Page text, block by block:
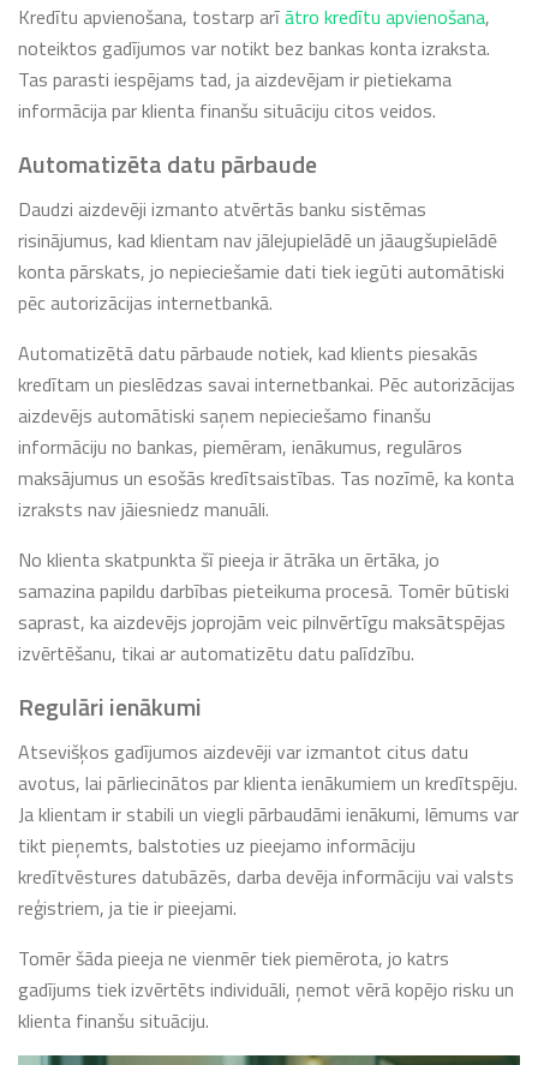
Kredītu apvienošana, tostarp arīātro kredītu apvienošana,
noteiktos gadījumos var notikt bez bankas konta izraksta.
Tas parasti iespējams tad, ja aizdevējam ir pietiekama
informācija par klienta finanšu situāciju citos veidos.
Automatizēta datu pārbaude
Daudzi aizdevēji izmanto atvērtās banku sistēmas
risinājumus, kad klientam nav jālejupielādē un jāaugšupielādē
konta pārskats, jo nepieciešamie dati tiek iegūti automātiski
pēc autorizācijas internetbankā.
Automatizētā datu pārbaude notiek, kad klients piesakās
kredītam un pieslēdzas savai internetbankai. Pēc autorizācijas
aizdevējs automātiski saņem nepieciešamo finanšu
informāciju no bankas, piemēram, ienākumus, regulāros
maksājumus un esošās kredītsaistības. Tas nozīmē, ka konta
izraksts nav jāiesniedz manuāli.
No klienta skatpunkta šī pieeja ir ātrāka un ērtāka, jo
samazina papildu darbības pieteikuma procesā. Tomēr būtiski
saprast, ka aizdevējs joprojām veic pilnvērtīgu maksātspējas
izvērtēšanu, tikai ar automatizētu datu palīdzību.
Regulāri ienākumi
Atsevišķos gadījumos aizdevēji var izmantot citus datu
avotus, lai pārliecinātos par klienta ienākumiem un kredītspēju.
Ja klientam ir stabili un viegli pārbaudāmi ienākumi, lēmums var
tikt pieņemts, balstoties uz pieejamo informāciju
kredītvēstures datubāzēs, darba devēja informāciju vai valsts
reģistriem, ja tie ir pieejami.
Tomēr šāda pieeja ne vienmēr tiek piemērota, jo katrs
gadījums tiek izvērtēts individuāli, ņemot vērā kopējo risku un
klienta finanšu situāciju.